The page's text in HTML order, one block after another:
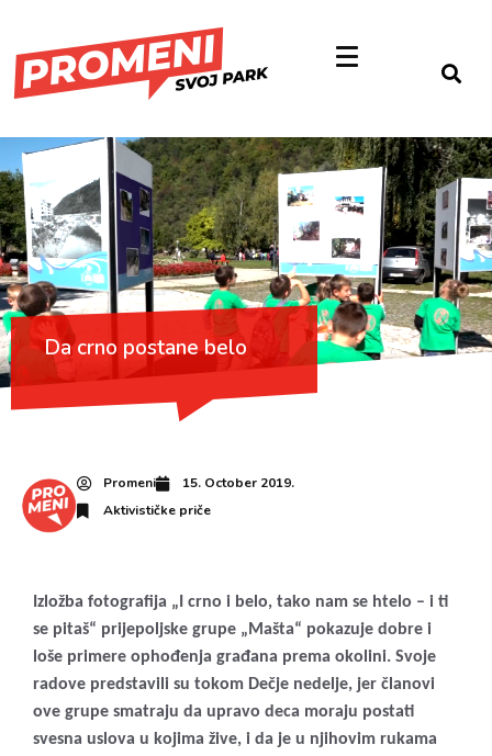
Da crno postane belo
Promeni
15. October 2019.
Aktivističke priče
Izložba fotografija „I crno i belo, tako nam se htelo – i ti
se pitaš“ prijepoljske grupe „Mašta“ pokazuje dobre i
loše primere ophođenja građana prema okolini. Svoje
radove predstavili su tokom Dečje nedelje, jer članovi
ove grupe smatraju da upravo deca moraju postati
svesna uslova u kojima žive, i da je u njihovim rukama